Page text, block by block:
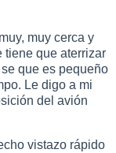
muy cerca y
tiene que aterrizar
que es pequeño
Le digo a mi
del avión
vistazo rápido